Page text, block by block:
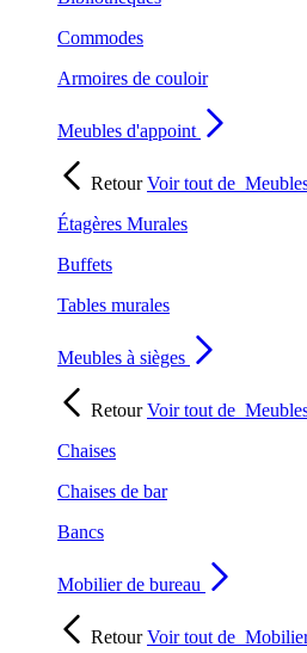
Commodes
Armoires de couloir
Meubles d'appoint
RetourVoir tout de
Étagères Murales
Buffets
Tables murales
Meubles à sièges
RetourVoir tout de
Chaises
Chaises de bar
Bancs
Mobilier de bureau
RetourVoir tout de